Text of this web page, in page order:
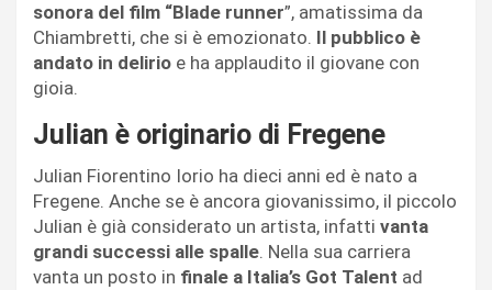
sonora del film “Blade runner”, amatissima da
Chiambretti, che si è emozionato. Il pubblico è
andato in delirio e ha applaudito il giovane con
gioia.
Julian è originario di Fregene
Julian Fiorentino Iorio ha dieci anni ed è nato a
Fregene. Anche se è ancora giovanissimo, il piccolo
Julian è già considerato un artista, infatti vanta
grandi successi alle spalle. Nella sua carriera
vanta un posto in finale a Italia’s Got Talent ad